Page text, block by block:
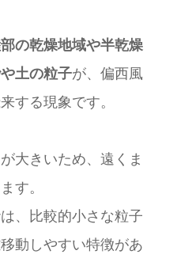
の乾燥地域や半乾燥
土の粒子が、偏西風
する現象です。
大きいため、遠くま
す。
、比較的小さな粒子
動しやすい特徴があ